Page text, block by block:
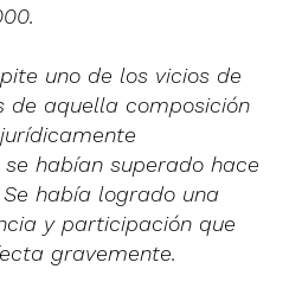
uno de los vicios de
de aquella composición
habían superado hace
había logrado una
y participación que
gravemente.